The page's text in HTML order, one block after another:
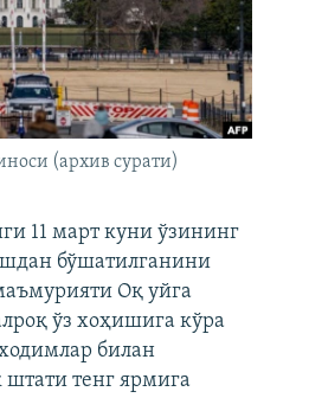
(архив сурати)
11 март куни ўзининг
бўшатилганини
Оқ уйга
ўз хоҳишига кўра
билан
штати тенг ярмига